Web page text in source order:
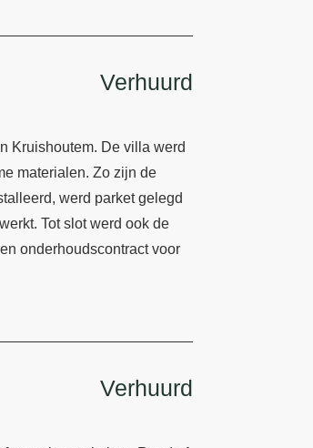
Verhuurd
Kruishoutem. De villa werd
materialen. Zo zijn de
werd parket gelegd
Tot slot werd ook de
onderhoudscontract voor
Verhuurd